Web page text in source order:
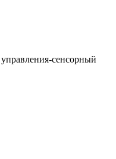
сенсорный